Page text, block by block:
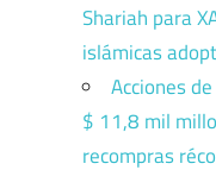
Shariah para
islámicas
Acciones
$ 11,8 mil
recompras